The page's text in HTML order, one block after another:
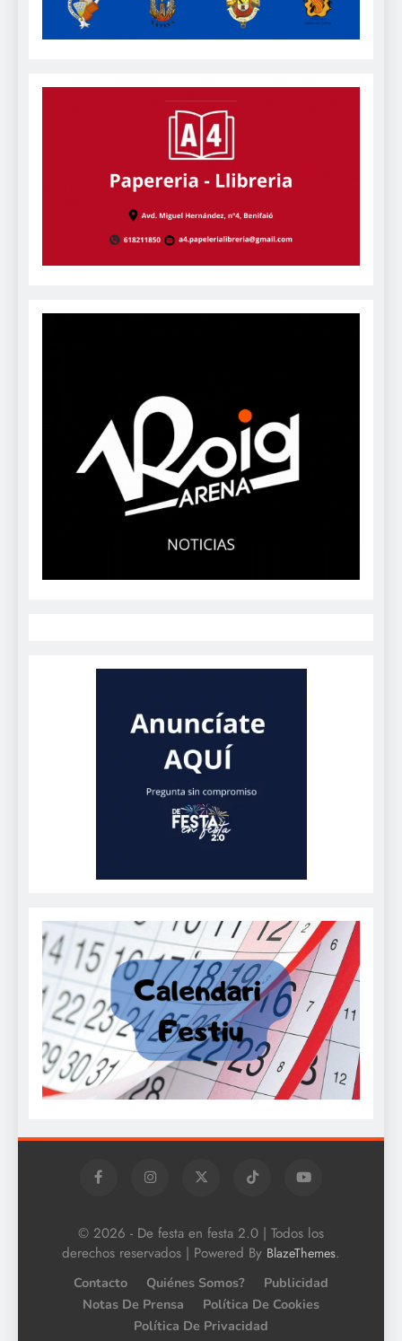
© 2026 - De festa en festa 2.0 | Todos los
derechos reservados | Powered By BlazeThemes.
Contacto Quiénes Somos?
Publicidad
Notas De Prensa
Política De Cookies
Política De Privacidad